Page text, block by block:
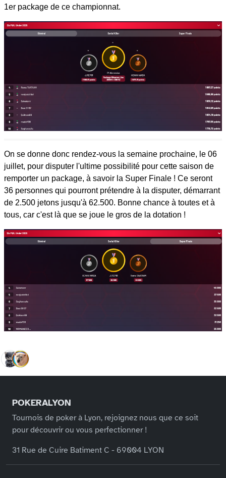
1er package de ce championnat.
On se donne donc rendez-vous la semaine prochaine, le 06
juillet, pour disputer l'ultime possibilité pour cette saison de
remporter un package, à savoir la Super Finale ! Ce seront
36 personnes qui pourront prétendre à la disputer, démarrant
de 2.500 jetons jusqu'à 62.500. Bonne chance à toutes et à
tous, car c'est là que se joue le gros de la dotation !
POKERALYON
Tournois de poker à Lyon, rejoignez nous que ce soit
pour découvrir ou vous perfectionner !
31 Rue de Cuire Batiment C - 69004 LYON